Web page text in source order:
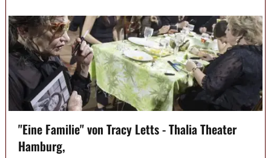
"Eine Familie" von Tracy Letts - Thalia Theater
Hamburg,